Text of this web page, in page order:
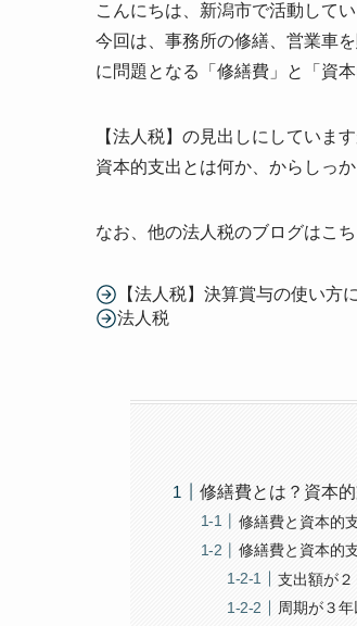
こんにちは、新潟市で活動して
今回は、事務所の修繕、営業車
に問題となる「修繕費」と「資
【法人税】の見出しにしていま
資本的支出とは何か、からしっか
なお、他の法人税のブログはこち
【法人税】決算賞与の使い方
法人税
修繕費とは？資本
修繕費と資本的
修繕費と資本的
支出額が
周期が３